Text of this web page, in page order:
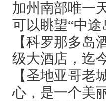
加州南部唯一
可以眺望“中途
【科罗那多岛
级大酒店，迄
【圣地亚哥老
心，是一个美